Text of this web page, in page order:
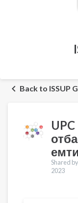
Back to ISSUP
Shared
2023